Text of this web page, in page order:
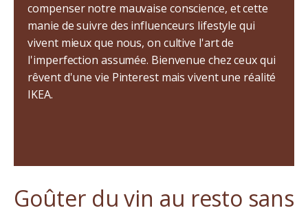
compenser notre mauvaise conscience, et cette
manie de suivre des influenceurs lifestyle qui
vivent mieux que nous, on cultive l'art de
l'imperfection assumée. Bienvenue chez ceux qui
rêvent d'une vie Pinterest mais vivent une réalité
IKEA.
Goûter du vin au resto sans